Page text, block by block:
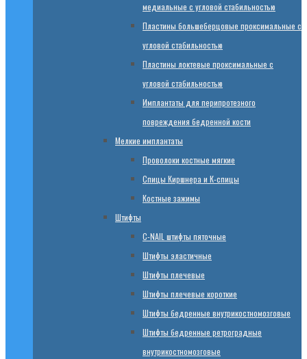
медиальные с угловой стабильностью
Пластины большеберцовые проксимальные с
угловой стабильностью
Пластины локтевые проксимальные с
угловой стабильностью
Имплантаты для перипротезного
повреждения бедренной кости
Мелкие имплантаты
Проволоки костные мягкие
Спицы Киршнера и К-спицы
Костные зажимы
Штифты
C-NAIL штифты пяточные
Штифты эластичные
Штифты плечевые
Штифты плечевые короткие
Штифты бедренные внутрикостномозговые
Штифты бедренные ретроградные
внутрикостномозговые